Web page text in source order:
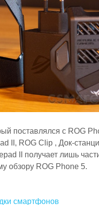
поставлялся с ROG
II, ROG Clip , Док-
II получает лишь
обзору ROG Phone 5.
смартфонов